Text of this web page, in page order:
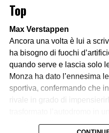
Top
Max Verstappen
Ancora una volta è lui a
ha bisogno di fuochi
quando serve e lascia solo
Monza ha dato l’ennesima
sportiva, confermando che
rivale in grado di
un altro sigillo a una